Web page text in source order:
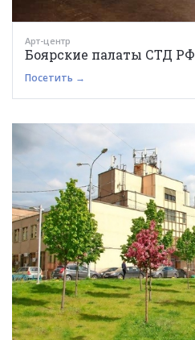
Арт-центр
Боярские палаты СТД РФ
Посетить →